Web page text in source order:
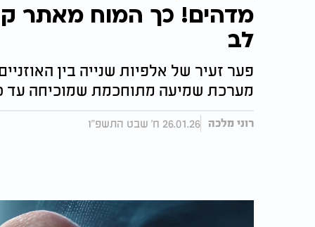
מדהים! כך המוח מאתר
לב
פער זעיר של אלפיות שנייה בין
מערכת שמיעה מתוחכמת שמוכיחה עד
רוני מלכה 26.01.26 ח' שבט התשפ"ו